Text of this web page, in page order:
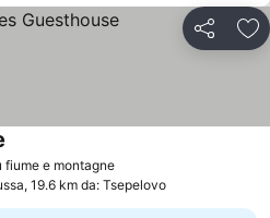
Condividi
fiume e montagneScopri i prezzi
19.6 km da: Tsepelovo